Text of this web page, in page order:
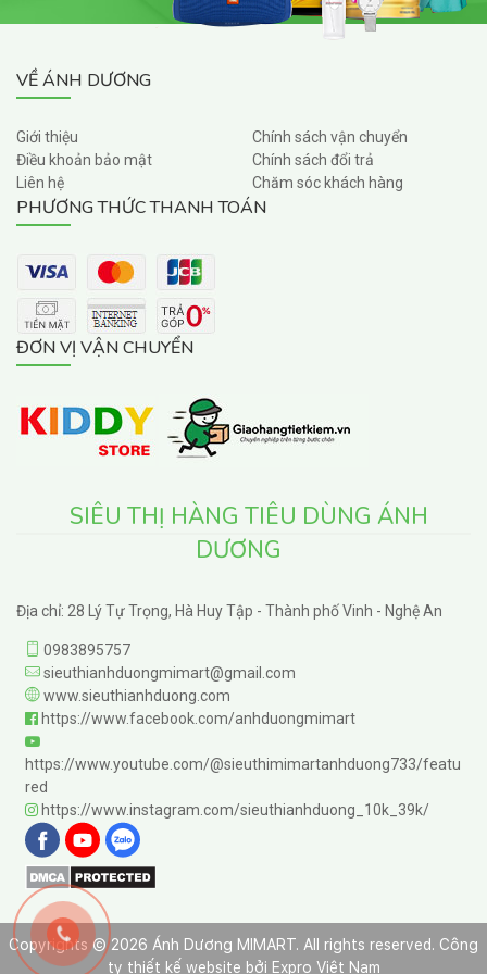
VỀ ÁNH DƯƠNG
Giới thiệu
Điều khoản bảo mật
Liên hệ
Chính sách vận chuyển
Chính sách đổi trả
Chăm sóc khách hàng
PHƯƠNG THỨC THANH TOÁN
ĐƠN VỊ VẬN CHUYỂN
SIÊU THỊ HÀNG TIÊU DÙNG ÁNH
DƯƠNG
Địa chỉ: 28 Lý Tự Trọng, Hà Huy Tập - Thành phố Vinh - Nghệ An
0983895757
sieuthianhduongmimart@gmail.com
www.sieuthianhduong.com
https://www.facebook.com/anhduongmimart
https://www.youtube.com/@sieuthimimartanhduong733/featu
red
https://www.instagram.com/sieuthianhduong_10k_39k/
Copyrights © 2026 Ánh Dương MIMART. All rights reserved. Công
ty thiết kế website bởi Expro Việt Nam